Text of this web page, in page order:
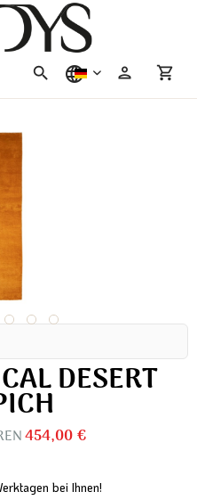
deutsch
DESERT
454,00 €
bei Ihnen!